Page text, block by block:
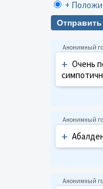
+
+ Очень
+